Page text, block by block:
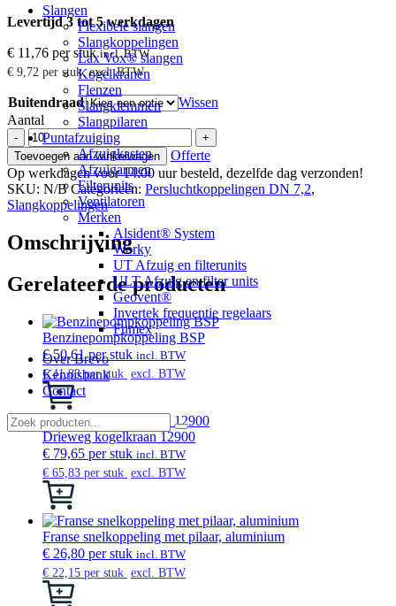
Slangen
Flexibele slangen
Slangkoppelingen
Lax Vox® slangen
Kogelkranen
Flenzen
Slangklemmen
Slangpilaren
Puntafzuiging
Afzuigkasten
Afzuigarmen
Filterunits
Ventilatoren
Merken
Alsident® System
Worky
UT Afzuig en filterunits
ULT Afzuig en filter units
Geovent®
Invertek frequentie regelaars
Fumex
Over Brevo
Kennisbank
Contact
Levertijd 3 tot 5 werkdagen
€ 11,76 per stuk incl. BTW
€ 9,72 per stuk excl. BTW
Buitendraad
Wissen
Aantal
-
Perslucht
koppeling
DN
7,2
aantal
+
Toevoegen aan winkelwagen
Offerte
Op werkdagen voor 14:00 uur besteld, dezelfde dag verzonden!
SKU: N/B Categorieën: Persluchtkoppelingen DN 7,2,
Slangkoppelingen
Omschrijving
Gerelateerde producten
Benzinepompkoppeling BSP
€50,61 per stuk incl. BTW
€41,83 per stuk excl. BTW
Dit
heeft
meerdere
variaties.
Deze
optie
gekozen
worden
op
de
productpagina
Drieweg kogelkraan 12900
€ 79,65 per stuk incl. BTW
€ 65,83 per stuk excl. BTW
Dit
heeft
meerdere
variaties.
Deze
optie
Franse snelkoppeling met pilaar, aluminium
€ 26,80 per stuk incl. BTW
€ 22,15 per stuk excl. BTW
Dit